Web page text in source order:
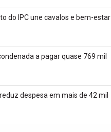
do IPC une cavalos e bem-estar
a pagar quase 769 mil
despesa em mais de 42 mil